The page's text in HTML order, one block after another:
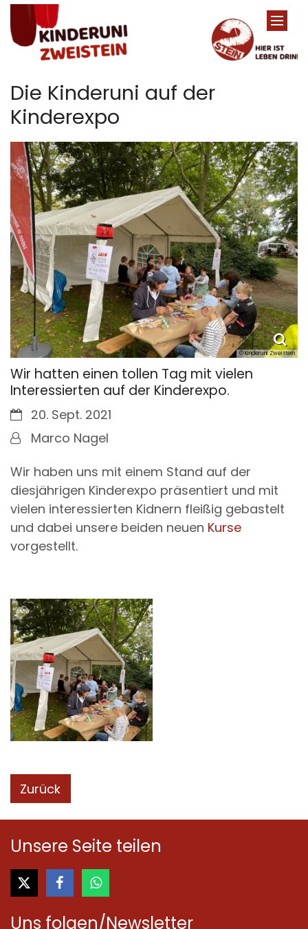
Zum Inhalt springen
Die Kinderuni auf der
Kinderexpo
© Kinderuni Zweistein
Wir hatten einen tollen Tag mit vielen
Interessierten auf der Kinderexpo.
Datum:20. Sept. 2021
Von:Marco Nagel
Wir haben uns mit einem Stand auf der
diesjährigen Kinderexpo präsentiert und mit
vielen interessierten Kidnern fleißig gebastelt
und dabei unsere beiden neuen Kurse
vorgestellt.
Zurück
Unsere Seite teilen
Uns folgen/Newsletter